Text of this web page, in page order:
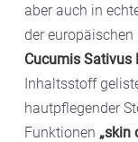
aber auch in
der
Cucumis Sativus
Inhaltsstoff
hautpflegender
Funktionen „skin